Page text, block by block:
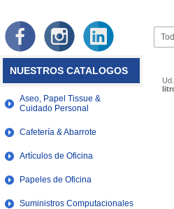
NUESTROS CATALOGOS
Aseo, Papel Tissue &
Cuidado Personal
Cafetería & Abarrote
Artículos de Oficina
Papeles de Oficina
Suministros Computacionales